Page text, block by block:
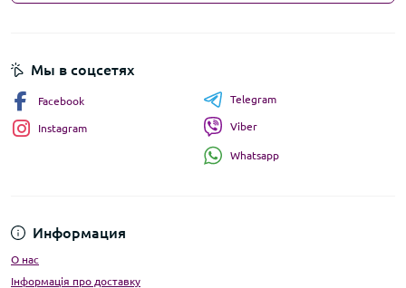
Информация
О нас
Інформація про доставку
Мы в соцсетях
Facebook
Instagram
Telegram
Viber
Whatsapp